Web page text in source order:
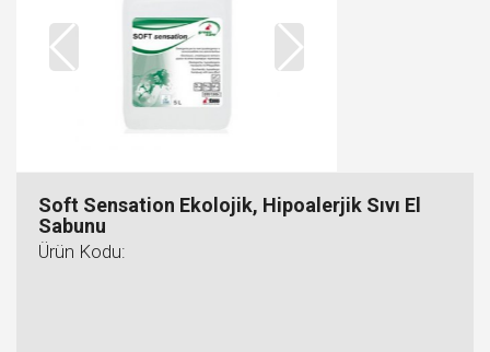
Soft Sensation Ekolojik, Hipoalerjik Sıvı El
Sabunu
Ürün Kodu: